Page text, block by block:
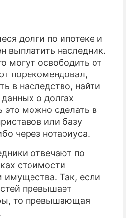
долги по ипотеке и
выплатить наследник.
могут освободить от
порекомендовал,
в наследство, найти
о долгах
это можно сделать в
или базу
через нотариуса.
отвечают по
стоимости
имущества. Так, если
превышает
то превышающая